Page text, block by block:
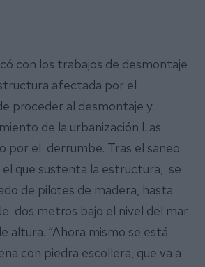
con los trabajos de desmontaje
afectada por el
proceder al desmontaje y
de la urbanización Las
por el derrumbe. Tras el saneo
que sustenta la estructura, se
de pilotes de madera, hasta
dos metros bajo el nivel del mar
altura. “Ahora mismo se está
con piedra escollera, que va a